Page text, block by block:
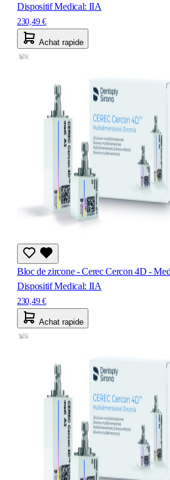
Dispositif Medical: IIA
230,49 €
Achat rapide
Bloc de zircone - Cerec Cercon 4D -
Dispositif Medical: IIA
230,49 €
Achat rapide